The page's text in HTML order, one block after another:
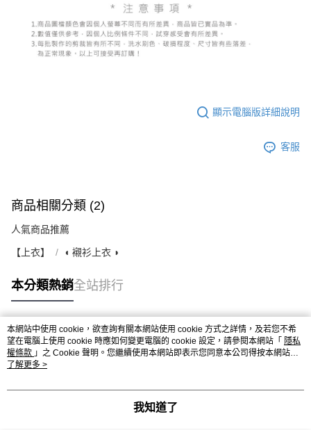
顯示電腦版詳細說明
客服
商品相關分類 (2)
人氣商品推薦
【上衣】 ◖ 襯衫上衣 ◗
本分類熱銷全站排行
熱門標籤
本網站中使用 cookie，欲查詢有關本網站使用 cookie 方式之詳情，及若您不希
望在電腦上使用 cookie 時應如何變更電腦的 cookie 設定，請參閱本網站「 隱私
權條款 」之 Cookie 聲明。您繼續使用本網站即表示您同意本公司得按本網站使
用條款之 Cookie 聲明使用 cookie。
了解更多 >
我知道了